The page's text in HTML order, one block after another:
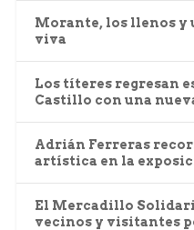
Morante, los llenos y
viva
Los títeres regresan
Castillo con una
Adrián Ferreras
artística en la
El Mercadillo
vecinos y visitantes